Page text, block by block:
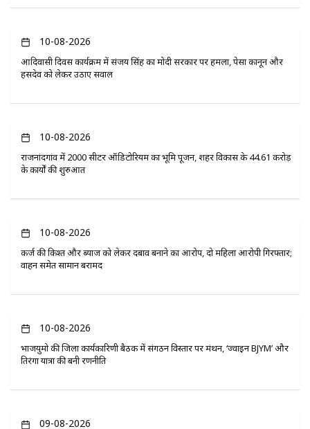
10-08-2026
आदिवासी दिवस कार्यक्रम में संजय सिंह का मोदी सरकार पर हमला, पेसा कानून और
हसदेव को लेकर उठाए सवाल
10-08-2026
राजनांदगांव में 2000 सीटर ऑडिटोरियम का भूमि पूजन, शहर विकास के 44.61 करोड़
के कार्यों की शुरुआत
10-08-2026
कर्ज की किश्त और ब्याज को लेकर दबाव बनाने का आरोप, दो महिला आरोपी गिरफ्तार;
वाहन समेत सामान बरामद
10-08-2026
भाजयुमो की जिला कार्यकारिणी बैठक में संगठन विस्तार पर मंथन, ‘ज्वाइन BJYM’ और
तिरंगा यात्रा की बनी रणनीति
09-08-2026